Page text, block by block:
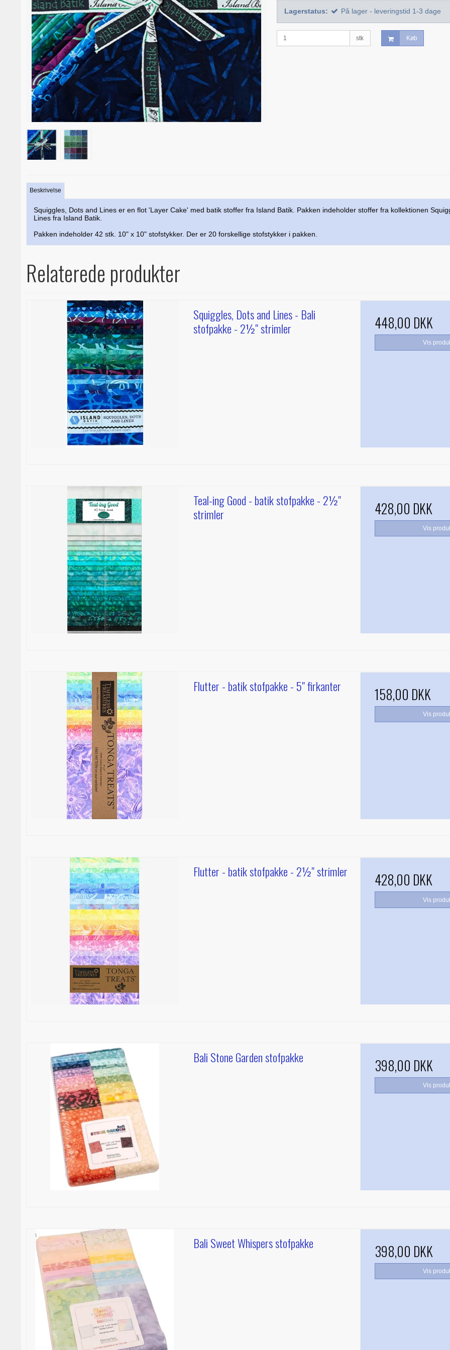
Lagerstatus: På lager - leveringstid 1-3 dage
stk Køb
Beskrivelse
Squiggles, Dots and Lines er en flot 'Layer Cake' med batik stoffer fra Island Batik. Pakken indeholder stoffer fra kollektionen
Lines fra Island Batik.
Pakken indeholder 42 stk. 10" x 10" stofstykker. Der er 20 forskellige stofstykker i pakken.
Relaterede produkter
Squiggles, Dots and Lines - Bali
stofpakke - 2½" strimler
448,00 DKK
Vis
Teal-ing Good - batik stofpakke - 2½"
strimler
428,00 DKK
Vis
Flutter - batik stofpakke - 5" firkanter 158,00 DKK
Vis
Flutter - batik stofpakke - 2½" strimler 428,00 DKK
Vis
Bali Stone Garden stofpakke 398,00 DKK
Vis
Bali Sweet Whispers stofpakke 398,00 DKK
Vis